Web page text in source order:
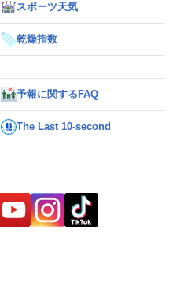
スポーツ天気
乾燥指数
予報に関するFAQ
The Last 10-second